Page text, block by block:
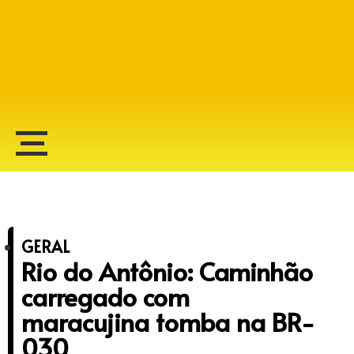
GERAL
Rio do Antônio: Caminhão
carregado com
maracujina tomba na BR-
030